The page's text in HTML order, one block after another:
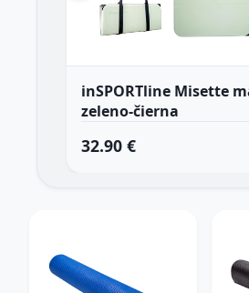
inSPORTline Misette
zeleno-čierna
32.90 €